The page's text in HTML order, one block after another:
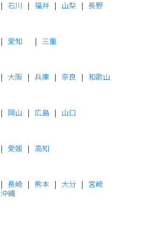
石川 福井 山梨
長野
愛知
三重
大阪 兵庫 奈良
和歌山
岡山 広島
山口
愛媛
高知
長崎 熊本 大分
宮崎
沖縄